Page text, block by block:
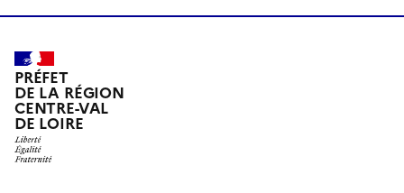
PRÉFET
DE LA RÉGION
CENTRE-VAL
DE LOIRE